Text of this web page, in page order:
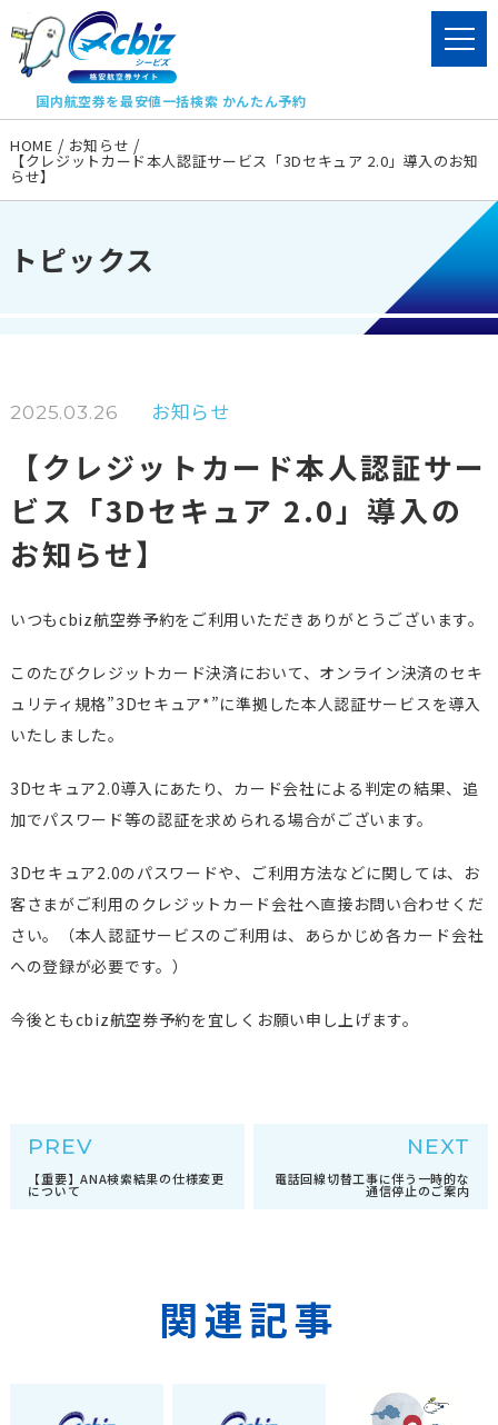
国内航空券を最安値一括検索 かんたん予約
HOME お知らせ
【クレジットカード本人認証サービス「3Dセキュア 2.0」導入のお知
らせ】
トピックス
2025.03.26 お知らせ
【クレジットカード本人認証サー
ビス「3Dセキュア 2.0」導入の
お知らせ】
いつもcbiz航空券予約をご利用いただきありがとうございます。
このたびクレジットカード決済において、オンライン決済のセキ
ュリティ規格”3Dセキュア*”に準拠した本人認証サービスを導入
いたしました。
3Dセキュア2.0導入にあたり、カード会社による判定の結果、追
加でパスワード等の認証を求められる場合がございます。
3Dセキュア2.0のパスワードや、ご利用方法などに関しては、お
客さまがご利用のクレジットカード会社へ直接お問い合わせくだ
さい。（本人認証サービスのご利用は、あらかじめ各カード会社
への登録が必要です。）
今後ともcbiz航空券予約を宜しくお願い申し上げます。
PREV
【重要】ANA検索結果の仕様変更
について
NEXT
電話回線切替工事に伴う一時的な
通信停止のご案内
関連記事